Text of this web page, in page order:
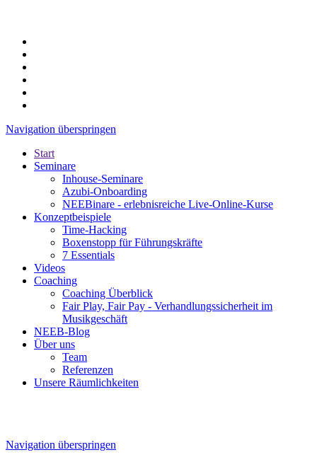
Navigation überspringen
Start
Seminare
Inhouse-Seminare
Azubi-Onboarding
NEEBinare - erlebnisreiche Live-Online-Kurse
Konzeptbeispiele
Time-Hacking
Boxenstopp für Führungskräfte
7 Essentials
Videos
Coaching
Coaching Überblick
Fair Play, Fair Pay - Verhandlungssicherheit im
Musikgeschäft
NEEB-Blog
Über uns
Team
Referenzen
Unsere Räumlichkeiten
Navigation überspringen